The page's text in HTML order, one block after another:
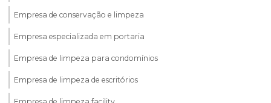
Empresa de conservação e limpeza
Empresa especializada em portaria
Empresa de limpeza para condomínios
Empresa de limpeza de escritórios
Empresa de limpeza facility